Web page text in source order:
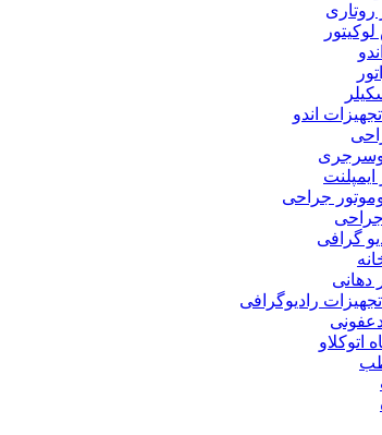
روتاری
اندو
ایمپلنت
جراحی
جراحی
گرافی
دهانی
رادیوگرافی
اتوکلاو